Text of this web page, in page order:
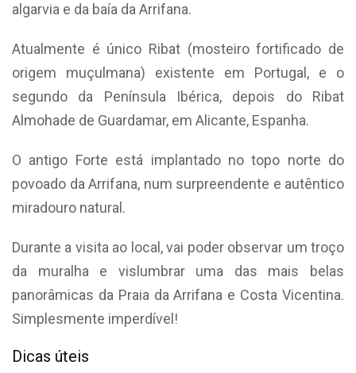
algarvia e da baía da Arrifana.
Atualmente é único Ribat (mosteiro fortificado de
origem muçulmana) existente em Portugal, e o
segundo da Península Ibérica, depois do Ribat
Almohade de Guardamar, em Alicante, Espanha.
O antigo Forte está implantado no topo norte do
povoado da Arrifana, num surpreendente e autêntico
miradouro natural.
Durante a visita ao local, vai poder observar um troço
da muralha e vislumbrar uma das mais belas
panorâmicas da Praia da Arrifana e Costa Vicentina.
Simplesmente imperdível!
Dicas úteis